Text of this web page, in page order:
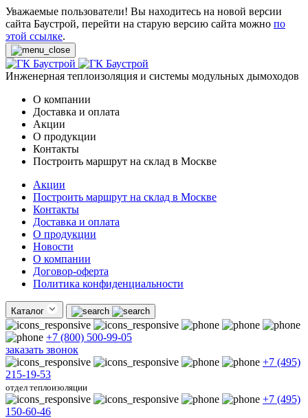
Уважаемые пользователи! Вы находитесь на новой версии
сайта Баустрой, перейти на старую версию сайта можно по
этой ссылке.
Инженерная теплоизоляция и системы модульных дымоходов
О компании
Доставка и оплата
Акции
О продукции
Контакты
Построить маршрут на склад в Москве
Акции
Построить маршрут на склад в Москве
Контакты
Доставка и оплата
О продукции
Новости
О компании
Договор-оферта
Политика конфиденциальности
Каталог
+7 (800) 500-99-05
заказать звонок
+7 (495)
215-19-53
отдел теплоизоляции
+7 (495)
150-60-46